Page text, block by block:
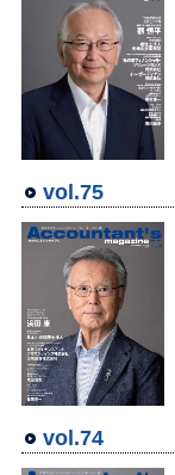
vol.75
vol.74